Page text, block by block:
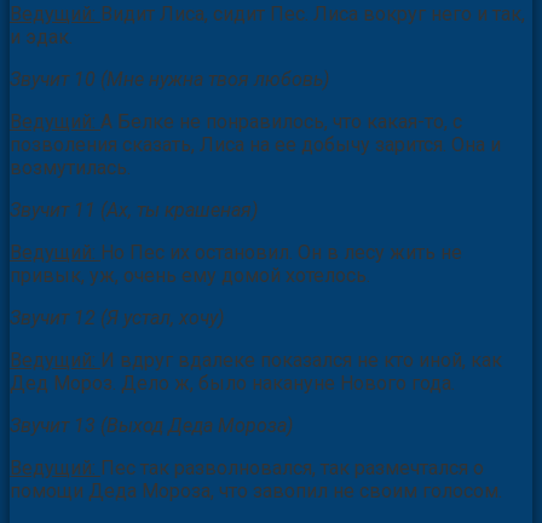
Ведущий: Видит Лиса, сидит Пес. Лиса вокруг него и так,
и эдак.
Звучит 10 (Мне нужна твоя любовь)
Ведущий: А Белке не понравилось, что какая-то, с
позволения сказать, Лиса на ее добычу зарится. Она и
возмутилась.
Звучит 11 (Ах, ты крашеная)
Ведущий: Но Пес их остановил. Он в лесу жить не
привык, уж, очень ему домой хотелось.
Звучит 12 (Я устал, хочу)
Ведущий: И вдруг вдалеке показался не кто иной, как
Дед Мороз. Дело ж, было накануне Нового года.
Звучит 13 (Выход Деда Мороза)
Ведущий: Пес так разволновался, так размечтался о
помощи Деда Мороза, что завопил не своим голосом.